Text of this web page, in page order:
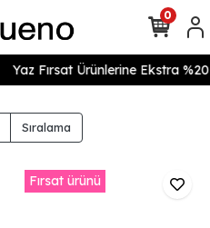
Yaz Fırsat Ürünlerine Ekstra %20
0
Sıralama
Fırsat ürünü